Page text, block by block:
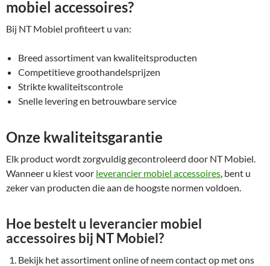
mobiel accessoires?
Bij NT Mobiel profiteert u van:
Breed assortiment van kwaliteitsproducten
Competitieve groothandelsprijzen
Strikte kwaliteitscontrole
Snelle levering en betrouwbare service
Onze kwaliteitsgarantie
Elk product wordt zorgvuldig gecontroleerd door NT Mobiel.
Wanneer u kiest voor leverancier mobiel accessoires, bent u
zeker van producten die aan de hoogste normen voldoen.
Hoe bestelt u leverancier mobiel
accessoires bij NT Mobiel?
Bekijk het assortiment online of neem contact op met ons